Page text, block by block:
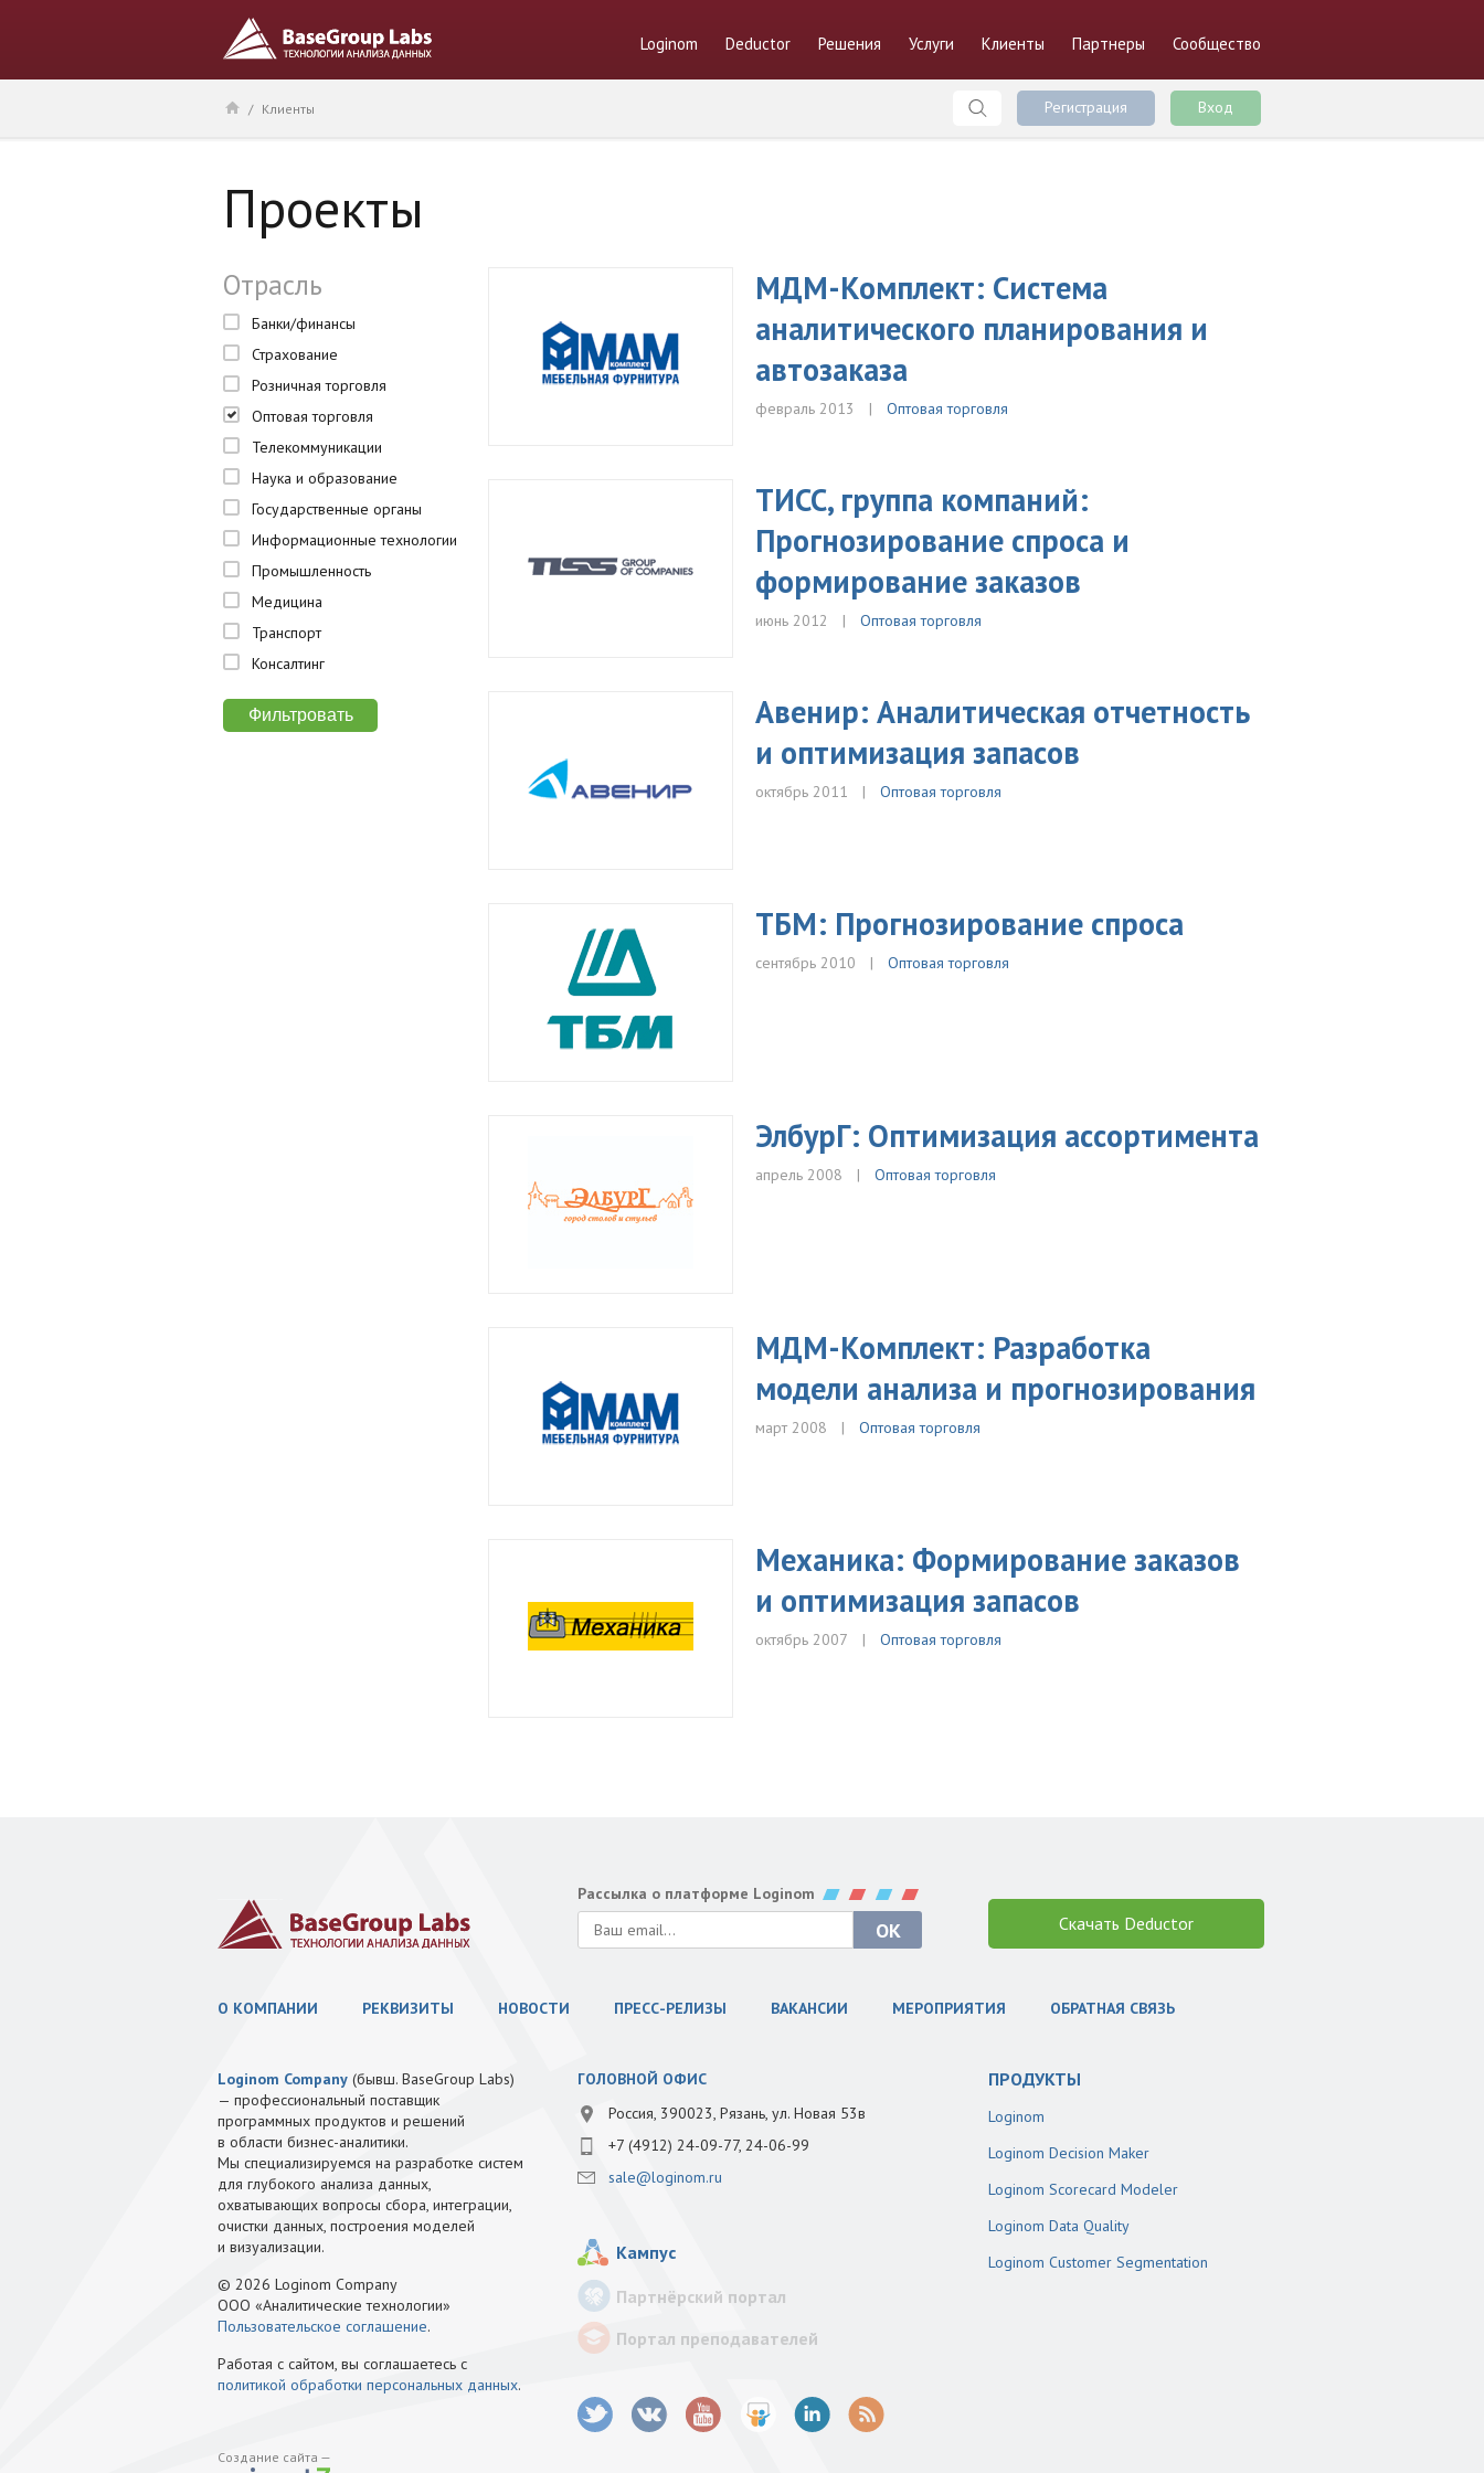
Loginom Deductor Решения Услуги Клиенты Партнеры Сообщество
/ Клиенты Регистрация Вход
Проекты
Отрасль
Банки/финансы
Страхование
Розничная торговля
Оптовая торговля
Телекоммуникации
Наука и образование
Государственные органы
Информационные технологии
Промышленность
Медицина
Транспорт
Консалтинг
МДМ-Комплект: Система
аналитического планирования и
автозаказа
февраль 2013 Оптовая торговля
ТИСС, группа компаний:
Прогнозирование спроса и
формирование заказов
июнь 2012 Оптовая торговля
Авенир: Аналитическая отчетность
и оптимизация запасов
октябрь 2011 Оптовая торговля
ТБМ: Прогнозирование спроса
сентябрь 2010 Оптовая торговля
ЭлбурГ: Оптимизация ассортимента
апрель 2008 Оптовая торговля
МДМ-Комплект: Разработка
модели анализа и прогнозирования
март 2008 Оптовая торговля
Механика: Формирование заказов
и оптимизация запасов
октябрь 2007 Оптовая торговля
Рассылка о платформе Loginom
Скачать Deductor
О КОМПАНИИ РЕКВИЗИТЫ НОВОСТИ ПРЕСС-РЕЛИЗЫ ВАКАНСИИ МЕРОПРИЯТИЯ ОБРАТНАЯ СВЯЗЬ
Loginom Company (бывш. BaseGroup Labs)
— профессиональный поставщик
программных продуктов и решений
в области бизнес-аналитики.
Мы специализируемся на разработке систем
для глубокого анализа данных,
охватывающих вопросы сбора, интеграции,
очистки данных, построения моделей
и визуализации.
© 2026 Loginom Company
ООО «Аналитические технологии»
Пользовательское соглашение.
Работая с сайтом, вы соглашаетесь с
политикой обработки персональных данных.
Создание сайта —
ГОЛОВНОЙ ОФИС
Россия, 390023, Рязань, ул. Новая 53в
+7 (4912) 24-09-77, 24-06-99
sale@loginom.ru
Кампус
Партнёрский портал
Портал преподавателей
ПРОДУКТЫ
Loginom
Loginom Decision Maker
Loginom Scorecard Modeler
Loginom Data Quality
Loginom Customer Segmentation